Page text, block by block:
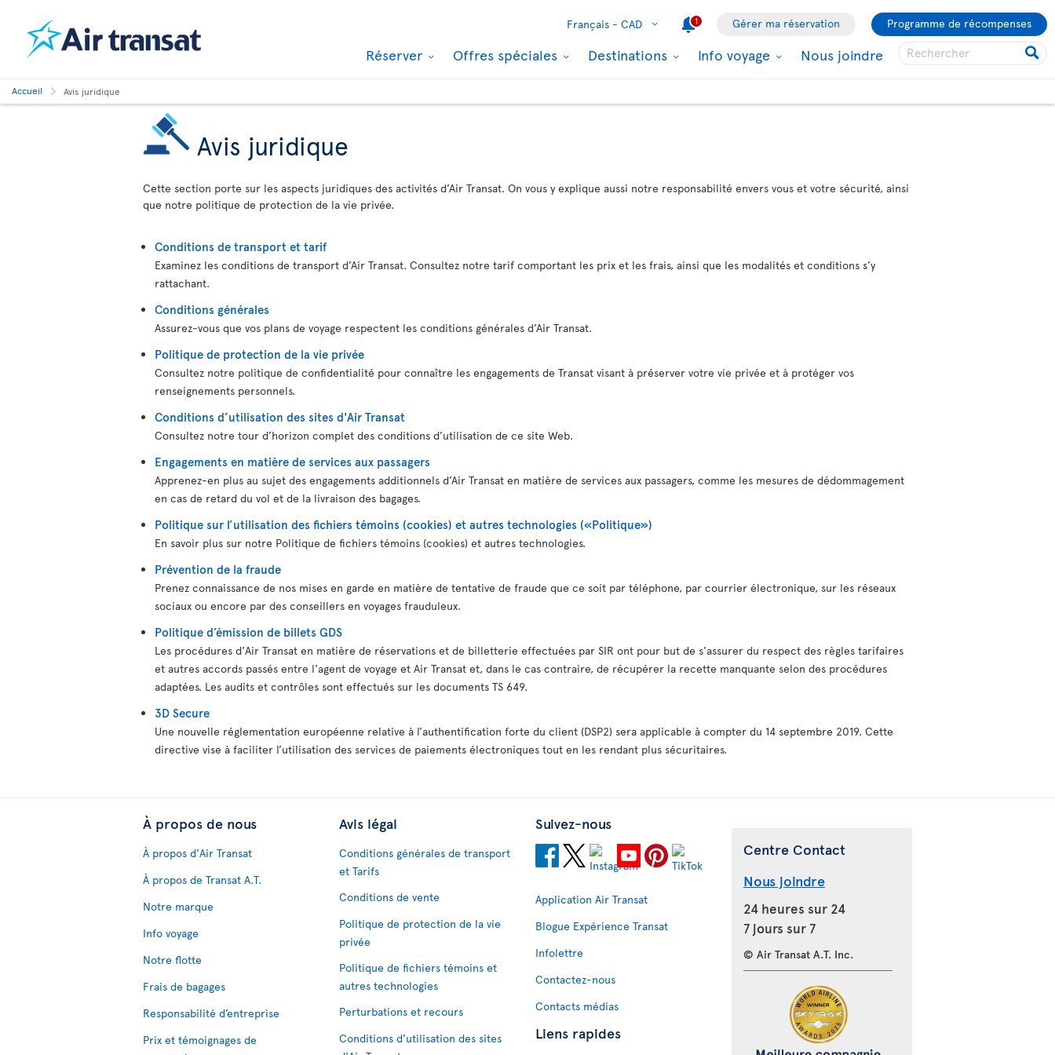
Français - CAD 1 Gérer ma réservation Programme de récompenses
Réserver Offres spéciales Destinations Info voyage Nous joindre
Accueil Avis juridique
Avis juridique
Cette section porte sur les aspects juridiques des activités d’Air Transat. On vous y explique aussi notre responsabilité envers vous et votre sécurité, ainsi
que notre politique de protection de la vie privée.
Conditions de transport et tarif
Examinez les conditions de transport d’Air Transat. Consultez notre tarif comportant les prix et les frais, ainsi que les modalités et conditions s’y
rattachant.
Conditions générales
Assurez-vous que vos plans de voyage respectent les conditions générales d’Air Transat.
Politique de protection de la vie privée
Consultez notre politique de confidentialité pour connaître les engagements de Transat visant à préserver votre vie privée et à protéger vos
renseignements personnels.
Conditions d’utilisation des sites d'Air Transat
Consultez notre tour d’horizon complet des conditions d’utilisation de ce site Web.
Engagements en matière de services aux passagers
Apprenez-en plus au sujet des engagements additionnels d’Air Transat en matière de services aux passagers, comme les mesures de dédommagement
en cas de retard du vol et de la livraison des bagages.
Politique sur l’utilisation des fichiers témoins (cookies) et autres technologies («Politique»)
En savoir plus sur notre Politique de fichiers témoins (cookies) et autres technologies.
Prévention de la fraude
Prenez connaissance de nos mises en garde en matière de tentative de fraude que ce soit par téléphone, par courrier électronique, sur les réseaux
sociaux ou encore par des conseillers en voyages frauduleux.
Politique d’émission de billets GDS
Les procédures d'Air Transat en matière de réservations et de billetterie effectuées par SIR ont pour but de s'assurer du respect des règles tarifaires
et autres accords passés entre l'agent de voyage et Air Transat et, dans le cas contraire, de récupérer la recette manquante selon des procédures
adaptées. Les audits et contrôles sont effectués sur les documents TS 649.
3D Secure
Une nouvelle réglementation européenne relative à l’authentification forte du client (DSP2) sera applicable à compter du 14 septembre 2019. Cette
directive vise à faciliter l’utilisation des services de paiements électroniques tout en les rendant plus sécuritaires.
À propos de nous
À propos d'Air Transat
À propos de Transat A.T.
Notre marque
Info voyage
Notre flotte
Frais de bagages
Responsabilité d’entreprise
Prix et témoignages de
Avis légal
Conditions générales de transport
et Tarifs
Conditions de vente
Politique de protection de la vie
privée
Politique de fichiers témoins et
autres technologies
Perturbations et recours
Conditions d’utilisation des sites
Suivez-nous
Application Air Transat
Blogue Expérience Transat
Infolettre
Contactez-nous
Contacts médias
Liens rapides
Centre Contact
Nous joindre
24 heures sur 24
7 jours sur 7
© Air Transat A.T. Inc.